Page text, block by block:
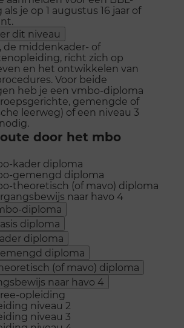
je op 1 augustus 16 jaar of
dit niveau
de middenkader- of
richt zich op
en het ontwikkelen van
Voor beide
heb je een vmbo-diploma
gemengde of
leerweg) of een niveau 3
door het mbo
kader diploma
gemengd diploma
theoretisch (of mavo) diploma
naar havo 4
diploma
diploma
diploma
diploma
(of mavo) diploma
naar havo 4
opleiding
niveau 2
niveau 3